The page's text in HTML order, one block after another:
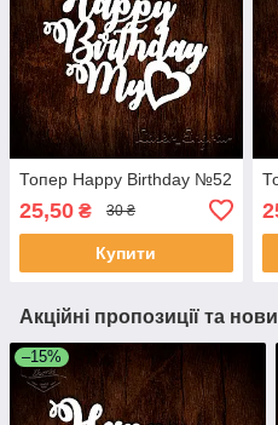
Топер Happy Birthday №52
25,50 ₴ 30 ₴
Купити
Акційні пропозиції та
–15%